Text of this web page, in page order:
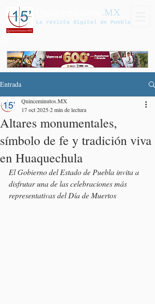
.MX
La revista digital de Puebla
Entrada
Altares monumentales,
símbolo de fe y tradición viva
en Huaquechula
Quinceminutos.MX
17 oct 20252 min de lectura
El Gobierno del Estado de Puebla invita a
disfrutar una de las celebraciones más
representativas del Día de Muertos